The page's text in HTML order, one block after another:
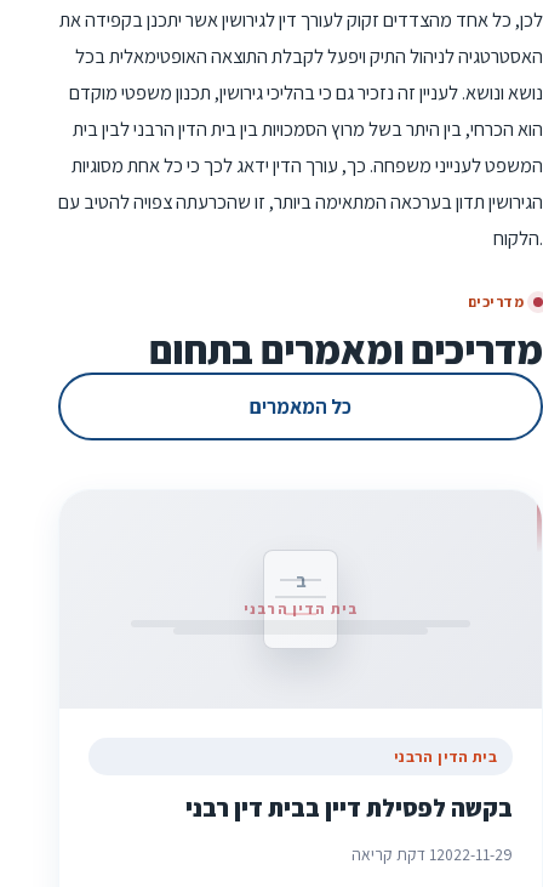
לכן, כל אחד מהצדדים זקוק לעורך דין לגירושין אשר יתכנן בקפידה את
האסטרטגיה לניהול התיק ויפעל לקבלת התוצאה האופטימאלית בכל
נושא ונושא. לעניין זה נזכיר גם כי בהליכי גירושין, תכנון משפטי מוקדם
הוא הכרחי, בין היתר בשל מרוץ הסמכויות בין בית הדין הרבני לבין בית
המשפט לענייני משפחה. כך, עורך הדין ידאג לכך כי כל אחת מסוגיות
הגירושין תדון בערכאה המתאימה ביותר, זו שהכרעתה צפויה להטיב עם
הלקוח.
מדריכים
מדריכים ומאמרים בתחום
כל המאמרים
ב
בית הדין הרבני
בית הדין הרבני
בקשה לפסילת דיין בבית דין רבני
2022-11-291 דקת קריאה